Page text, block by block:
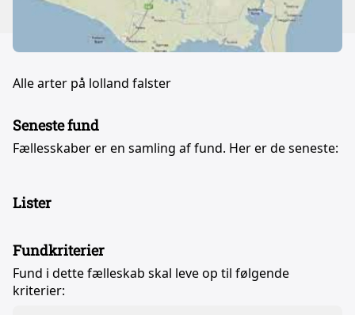
Alle arter på lolland falster
Seneste fund
Fællesskaber er en samling af fund. Her er de seneste:
Lister
Fundkriterier
Fund i dette fælleskab skal leve op til følgende
kriterier: